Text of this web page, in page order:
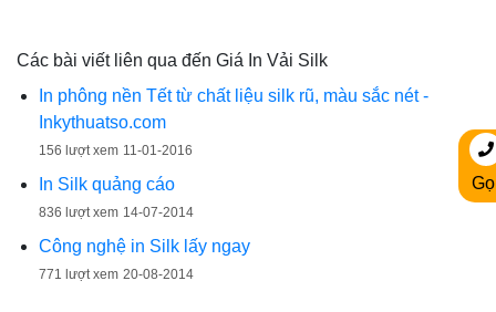
Các bài viết liên qua đến Giá In Vải Silk
In phông nền Tết từ chất liệu silk rũ, màu sắc nét -
Inkythuatso.com
156 lượt xem 11-01-2016
In Silk quảng cáo
836 lượt xem 14-07-2014
Công nghệ in Silk lấy ngay
771 lượt xem 20-08-2014